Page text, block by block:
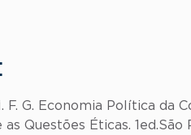
F. G. Economia Política da
Questões Éticas.